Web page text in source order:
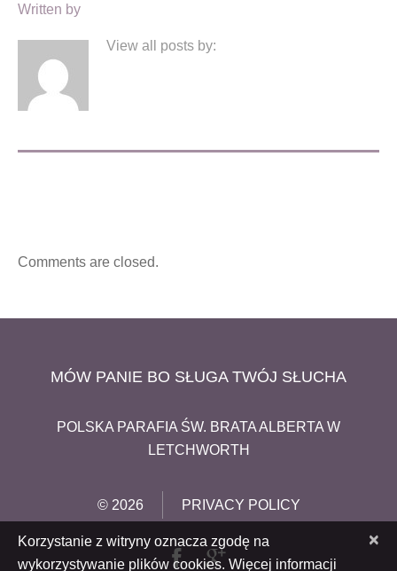
Written by
View all posts by:
Comments are closed.
MÓW PANIE BO SŁUGA TWÓJ SŁUCHA
POLSKA PARAFIA ŚW. BRATA ALBERTA W
LETCHWORTH
© 2026 PRIVACY POLICY
×
Korzystanie z witryny oznacza zgodę na
wykorzystywanie plików cookies. Więcej informacji